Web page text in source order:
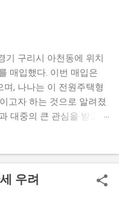
기 구리시 아천동에 위치
매입했다. 이번 매입은
, 나나는 이 전원주택형
고자 하는 것으로 알려졌
대중의 큰 관심을 받고
으로, 그녀의 새로운 보
다. 배우 나나는 최근 활발
우려